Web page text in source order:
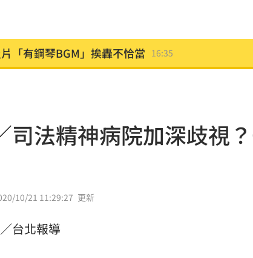
「有鋼琴BGM」挨轟不恰當 16:35
旗下模型也駭入其他公司
焦糖哥哥3輪面試沒錄取 16:33
用前男友歌曲掀熱議
上苦人多 韓國瑜脫口這句
印度推塑膠鈔票防偽防水
司法精神病院加深歧視
10/21 11:29:27 更新
台北報導